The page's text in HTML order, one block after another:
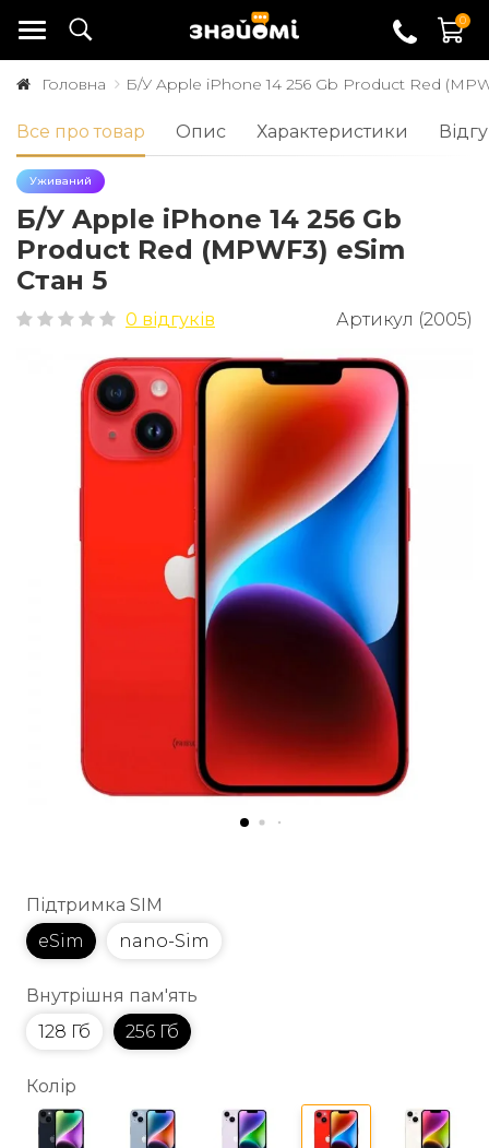
0
Головна Б/У Apple iPhone 14 256 Gb Product Red
Все про товар Опис Характеристики
Уживаний
Б/У Apple iPhone 14 256 Gb
Product Red (MPWF3) eSim
Стан 5
0 відгуків Артикул (2005)
Підтримка SIM
eSim
nano-Sim
Внутрішня пам'ять
128 Гб
256 Гб
Колір